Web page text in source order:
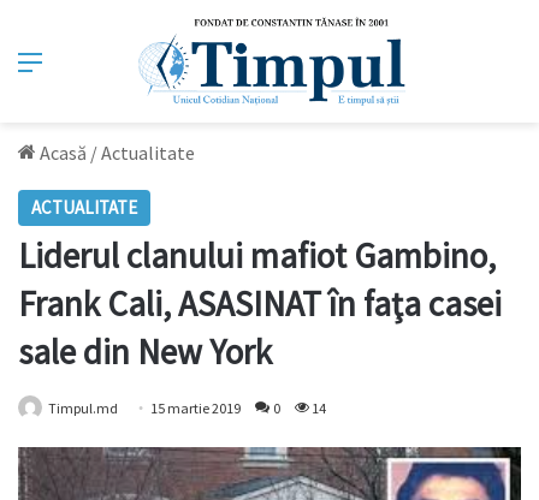
Meniu
Acasă /Actualitate
ACTUALITATE
Liderul clanului mafiot Gambino,
Frank Cali, ASASINAT în faţa casei
sale din New York
Timpul.md 15 martie 2019 0 14